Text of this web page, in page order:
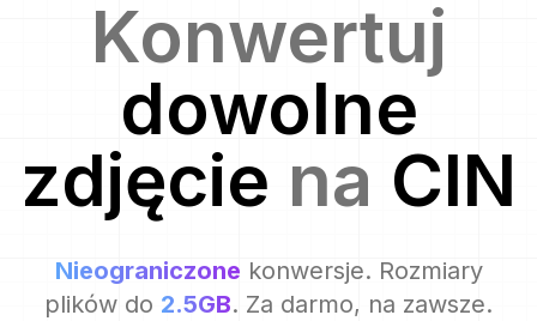
Konwertuj
dowolne
zdjęcie na CIN
Nieograniczone konwersje. Rozmiary
plików do 2.5GB. Za darmo, na zawsze.